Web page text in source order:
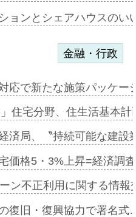
ョンとシェアハウスの
金融・行政
応で新たな施策パッケ
」住宅分野、住生活基本
済局、〝持続可能な建
価格5・3%上昇=経済調
ン不正利用に関する情
復旧・復興協力で署名